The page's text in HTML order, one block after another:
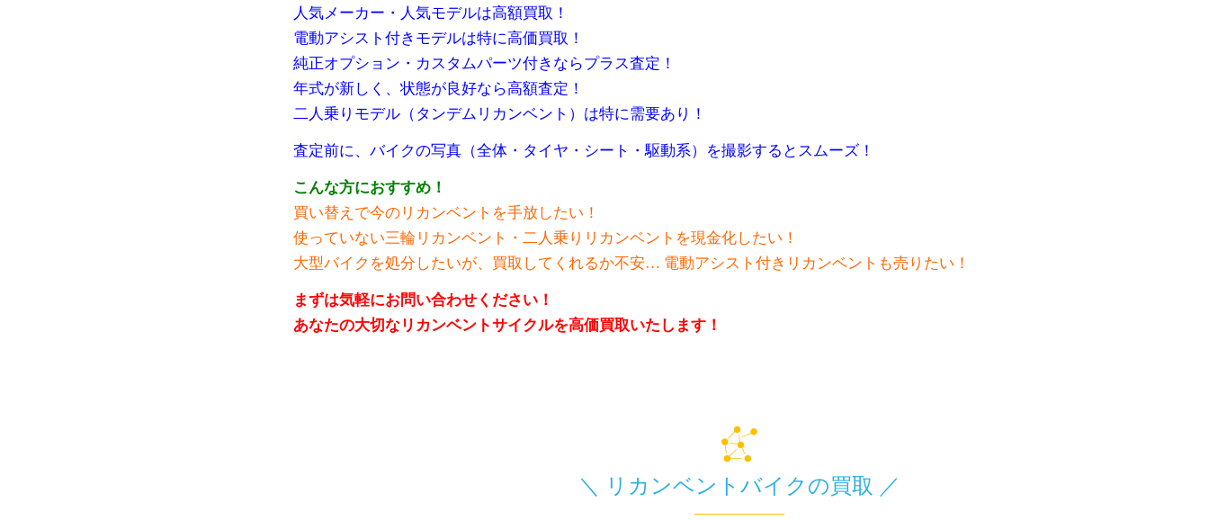
人気メーカー・人気モデルは高額買取！
電動アシスト付きモデルは特に高価買取！
純正オプション・カスタムパーツ付きならプラス査定！
年式が新しく、状態が良好なら高額査定！
二人乗りモデル（タンデムリカンベント）は特に需要あり！
査定前に、バイクの写真（全体・タイヤ・シート・駆動系）を撮影するとスムーズ！
こんな方におすすめ！
買い替えで今のリカンベントを手放したい！
使っていない三輪リカンベント・二人乗りリカンベントを現金化したい！
大型バイクを処分したいが、買取してくれるか不安… 電動アシスト付きリカンベントも売りたい！
まずは気軽にお問い合わせください！
あなたの大切なリカンベントサイクルを高価買取いたします！
＼ リカンベントバイクの買取 ／